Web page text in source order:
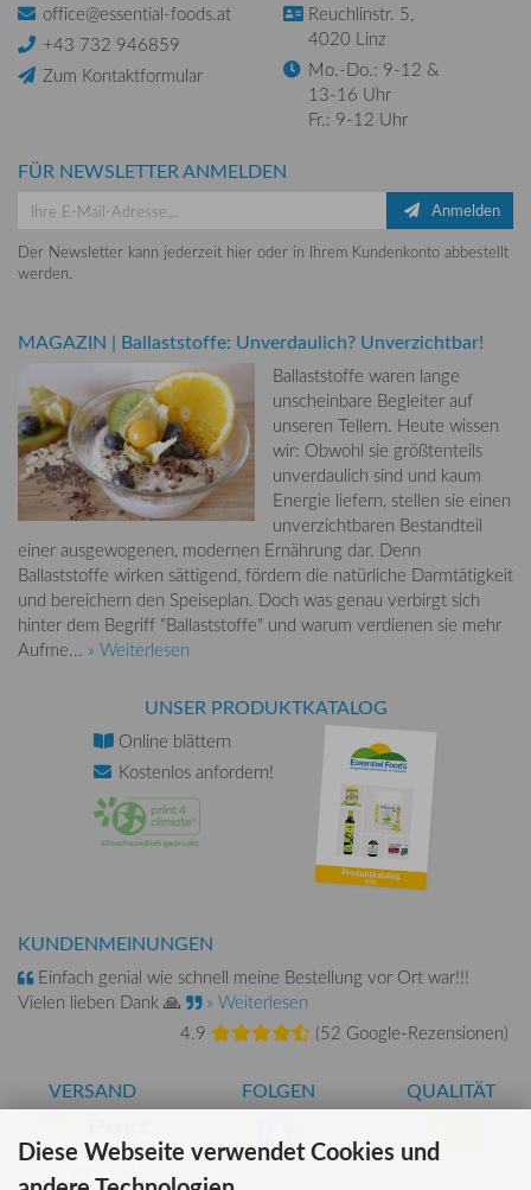
office@essential-foods.at
+43 732 946859
Zum Kontaktformular
Reuchlinstr. 5,
4020 Linz
Mo.-Do.: 9-12 &
13-16 Uhr
Fr.: 9-12 Uhr
FÜR NEWSLETTER ANMELDEN
Anmelden
Der Newsletter kann jederzeit hier oder in Ihrem Kundenkonto abbestellt
werden.
MAGAZIN | Ballaststoffe: Unverdaulich? Unverzichtbar!
Ballaststoffe waren lange
unscheinbare Begleiter auf
unseren Tellern. Heute wissen
wir: Obwohl sie größtenteils
unverdaulich sind und kaum
Energie liefern, stellen sie einen
unverzichtbaren Bestandteil
einer ausgewogenen, modernen Ernährung dar. Denn
Ballaststoffe wirken sättigend, fördern die natürliche Darmtätigkeit
und bereichern den Speiseplan. Doch was genau verbirgt sich
hinter dem Begriff "Ballaststoffe" und warum verdienen sie mehr
Aufme... » Weiterlesen
UNSER PRODUKTKATALOG
Online blättern
Kostenlos anfordern!
KUNDENMEINUNGEN
Einfach genial wie schnell meine Bestellung vor Ort war!!!
Vielen lieben Dank 🙏
» Weiterlesen
4.9
(52 Google-Rezensionen)
VERSAND FOLGEN QUALITÄT
AT-BIO-401
Diese Webseite verwendet Cookies und